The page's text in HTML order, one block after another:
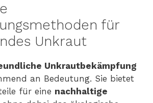
für
Unkraut
Unkrautbekämpfung
an Bedeutung. Sie bietet
für eine nachhaltige